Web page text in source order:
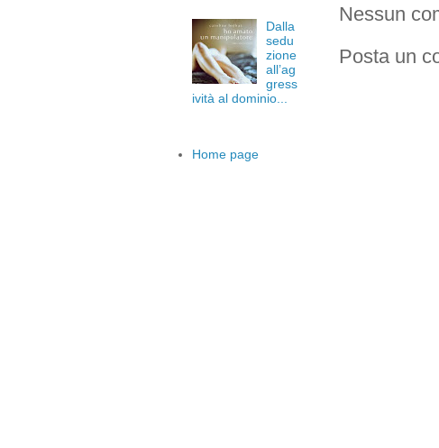
Nessun
Posta un
Dalla
sedu
zione
all’ag
gress
ività al dominio...
Home page